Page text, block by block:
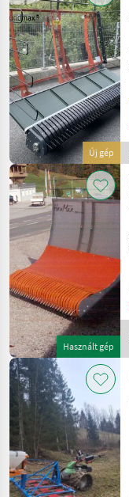
Új gép
Használt gép